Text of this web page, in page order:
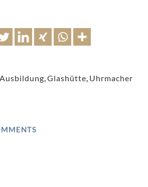
Ausbildung,Glashütte, Uhrmacher